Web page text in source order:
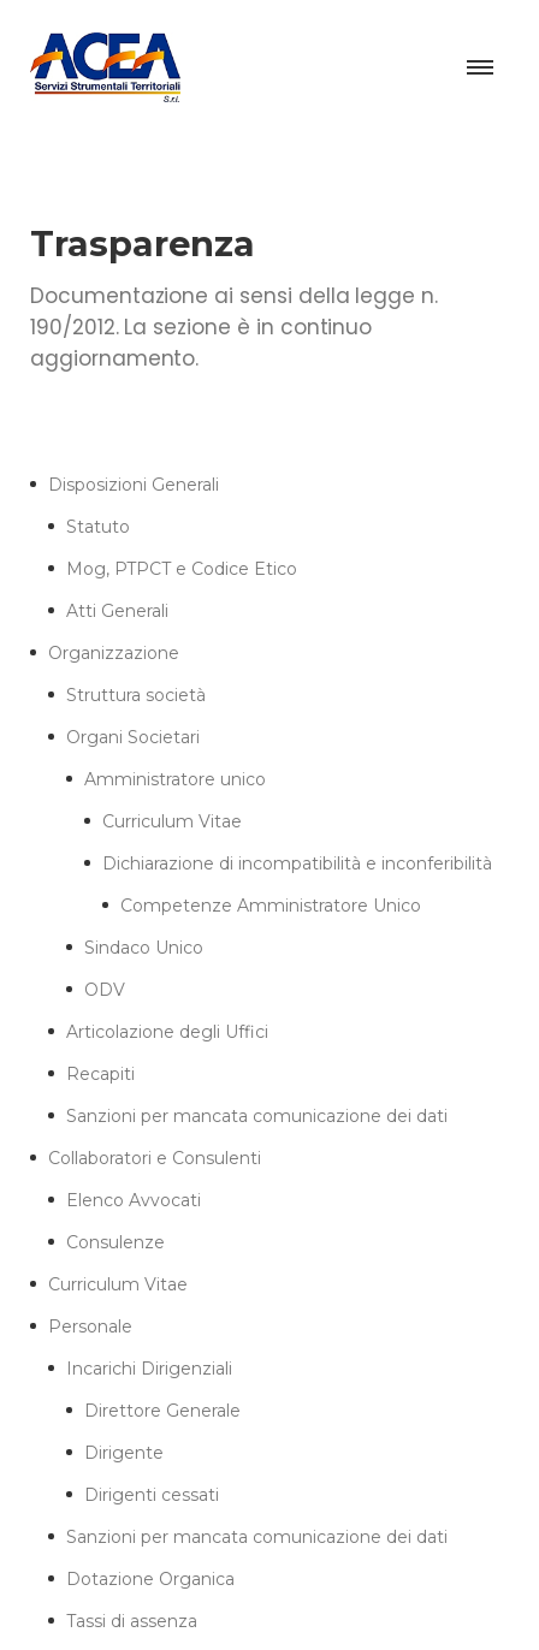
Trasparenza
Documentazione ai sensi della legge n.
190/2012. La sezione è in continuo
aggiornamento.
Disposizioni Generali
Statuto
Mog, PTPCT e Codice Etico
Atti Generali
Organizzazione
Struttura società
Organi Societari
Amministratore unico
Curriculum Vitae
Dichiarazione di incompatibilità e inconferibilità
Competenze Amministratore Unico
Sindaco Unico
ODV
Articolazione degli Uffici
Recapiti
Sanzioni per mancata comunicazione dei dati
Collaboratori e Consulenti
Elenco Avvocati
Consulenze
Curriculum Vitae
Personale
Incarichi Dirigenziali
Direttore Generale
Dirigente
Dirigenti cessati
Sanzioni per mancata comunicazione dei dati
Dotazione Organica
Tassi di assenza